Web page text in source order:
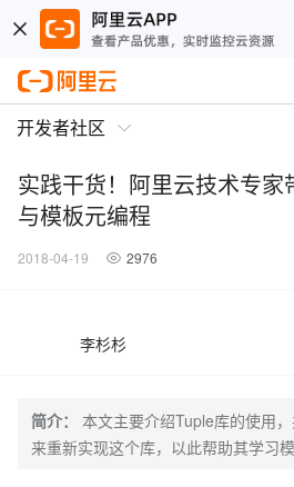
开发者社区
实践干货！阿里云技术专
与模板元编程
2018-04-19 2976
李杉杉
简介：
本文主要介绍Tuple库的使用
来重新实现这个库，以此帮助其学习